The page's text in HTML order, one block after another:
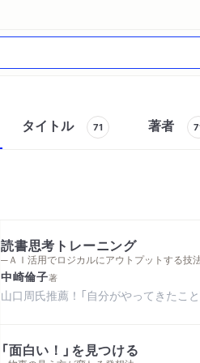
タイトル 71 著者
読書思考トレーニング
─ＡＩ活用でロジカルにアウトプットする技
中崎倫子著
山口周氏推薦！「自分がやってきたこ
「面白い！」を見つける